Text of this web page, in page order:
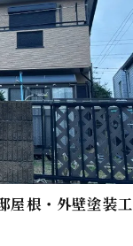
屋根・外壁塗装工